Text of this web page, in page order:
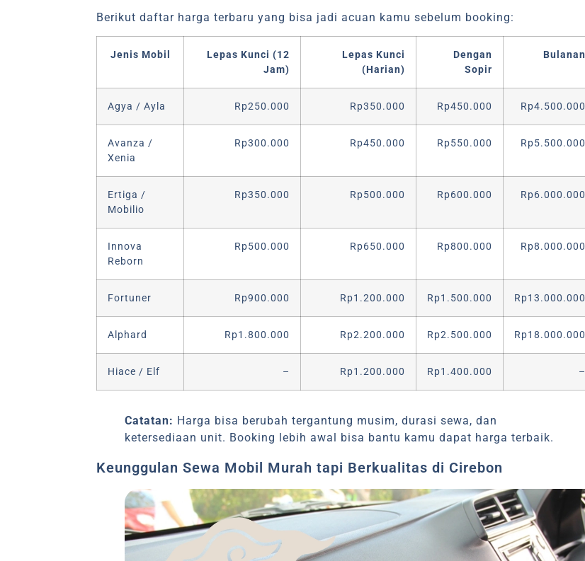
Berikut daftar harga terbaru yang bisa jadi acuan kamu sebelum booking:
Jenis Mobil
Lepas Kunci (12
Jam)
Lepas Kunci
(Harian)
Dengan
Sopir
Bulanan
Agya / Ayla Rp250.000 Rp350.000 Rp450.000 Rp4.500.000
Avanza /
Xenia
Rp300.000 Rp450.000 Rp550.000 Rp5.500.000
Ertiga /
Mobilio
Rp350.000 Rp500.000 Rp600.000 Rp6.000.000
Innova
Reborn
Rp500.000 Rp650.000 Rp800.000 Rp8.000.000
Fortuner Rp900.000 Rp1.200.000 Rp1.500.000 Rp13.000.000
Alphard Rp1.800.000 Rp2.200.000 Rp2.500.000 Rp18.000.000
Hiace / Elf – Rp1.200.000 Rp1.400.000 –
Catatan: Harga bisa berubah tergantung musim, durasi sewa, dan
ketersediaan unit. Booking lebih awal bisa bantu kamu dapat harga terbaik.
Keunggulan Sewa Mobil Murah tapi Berkualitas di Cirebon